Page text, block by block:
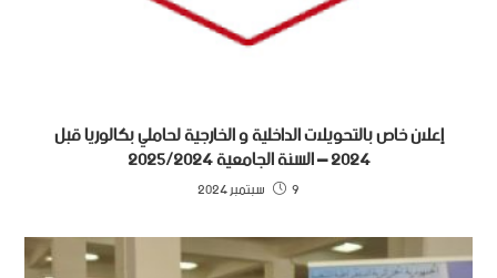
إعلان خاص بالتحويلات الداخلية و الخارجية لحاملي بكالوريا قبل
2024 – السنة الجامعية 2025/2024
9 سبتمبر 2024